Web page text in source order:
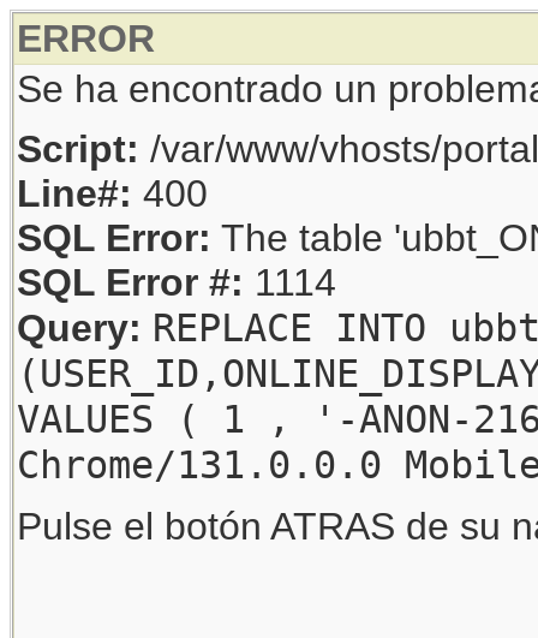
ERROR
Se ha encontrado un
Script: /var/www/vhosts/
Line#: 400
SQL Error: The table
SQL Error #: 1114
Query: REPLACE INTO
VALUES ( 1 , '-
Chrome/131.0.0.0
Pulse el botón ATRAS de su